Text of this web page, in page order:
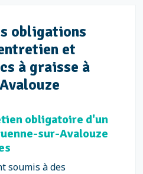
obligations
et
à graisse à
obligatoire d'un
sur-Avalouze
soumis à des